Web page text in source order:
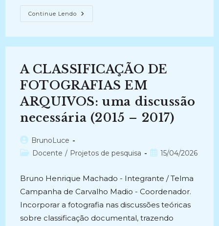
Continue Lendo DISCUTINDO
A
DOCUMENTOS
E
Propostas
(2014
–
2016)
A CLASSIFICAÇÃO DE
FOTOGRAFIAS EM
ARQUIVOS: uma discussão
necessária (2015 – 2017)
Autor
do
BrunoLuce
Categoria
Docente / Projetos de pesquisa
Post15/04/2026
Bruno Henrique Machado - Integrante / Telma
Campanha de Carvalho Madio - Coordenador.
Incorporar a fotografia nas discussões teóricas
sobre classificação documental, trazendo